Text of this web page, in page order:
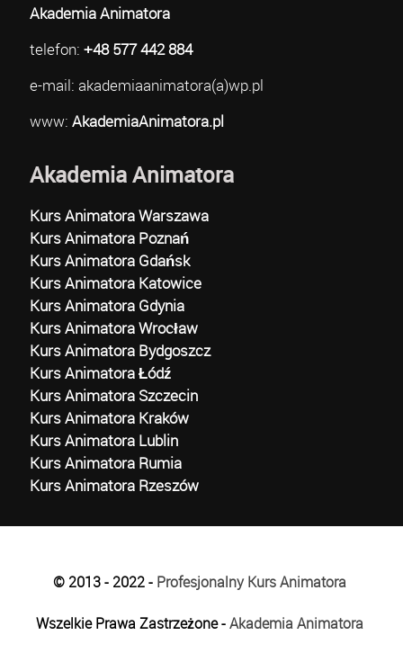
Akademia Animatora
telefon: +48 577 442 884
e-mail: akademiaanimatora(a)wp.pl
www: AkademiaAnimatora.pl
Akademia Animatora
Kurs Animatora Warszawa
Kurs Animatora Poznań
Kurs Animatora Gdańsk
Kurs Animatora Katowice
Kurs Animatora Gdynia
Kurs Animatora Wrocław
Kurs Animatora Bydgoszcz
Kurs Animatora Łódź
Kurs Animatora Szczecin
Kurs Animatora Kraków
Kurs Animatora Lublin
Kurs Animatora Rumia
Kurs Animatora Rzeszów
© 2013 - 2022 - Profesjonalny Kurs Animatora
Wszelkie Prawa Zastrzeżone -Akademia Animatora